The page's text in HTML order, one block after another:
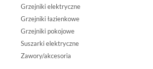
Grzejniki elektryczne
Grzejniki łazienkowe
Grzejniki pokojowe
Suszarki elektryczne
Zawory/akcesoria